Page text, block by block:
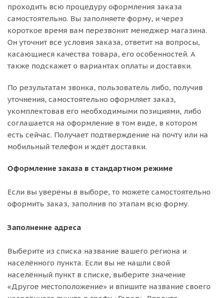
проходить всю процедуру оформления заказа
самостоятельно. Вы заполняете форму, и через
короткое время вам перезвонит менеджер магазина.
Он уточнит все условия заказа, ответит на вопросы,
касающиеся качества товара, его особенностей. А
также подскажет о вариантах оплаты и доставки.
По результатам звонка, пользователь либо, получив
уточнения, самостоятельно оформляет заказ,
укомплектовав его необходимыми позициями, либо
соглашается на оформление в том виде, в котором
есть сейчас. Получает подтверждение на почту или на
мобильный телефон и ждёт доставки.
Оформление заказа в стандартном режиме
Если вы уверены в выборе, то можете самостоятельно
оформить заказ, заполнив по этапам всю форму.
Заполнение адреса
Выберите из списка название вашего региона и
населённого пункта. Если вы не нашли свой
населённый пункт в списке, выберите значение
«Другое местоположение» и впишите название своего